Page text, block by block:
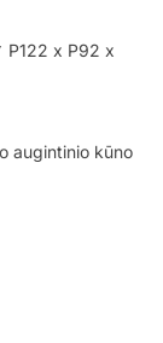
x P92 x
augintinio kūno